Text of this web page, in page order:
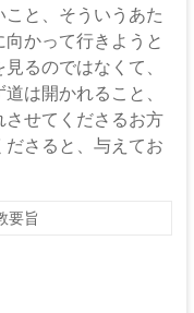
と、そういうあた
かって行きようと
るのではなくて、
は開かれること、
せてくださるお方
さると、与えてお
要旨